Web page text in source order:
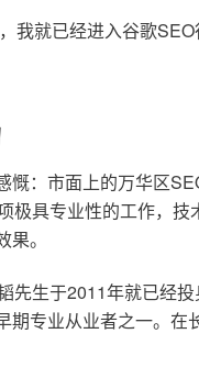
我就已经进入谷歌
慨：市面上的万华区
极具专业性的工作，
。
先生于2011年就已经
期专业从业者之一。